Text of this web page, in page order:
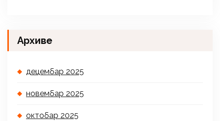
Архиве
децембар 2025
новембар 2025
октобар 2025